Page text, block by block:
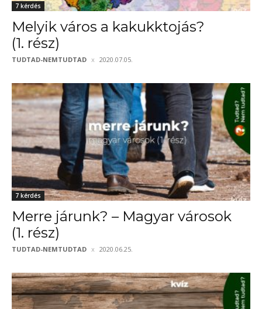
7 kérdés
Melyik város a kakukktojás?
(1. rész)
TUDTAD-NEMTUDTAD 2020.07.05.
7 kérdés
Merre járunk? – Magyar városok
(1. rész)
TUDTAD-NEMTUDTAD 2020.06.25.